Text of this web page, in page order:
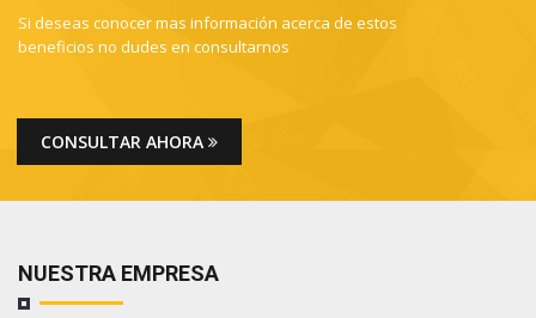
Si deseas conocer mas información acerca de estos
beneficios no dudes en consultarnos
CONSULTAR AHORA
NUESTRA EMPRESA